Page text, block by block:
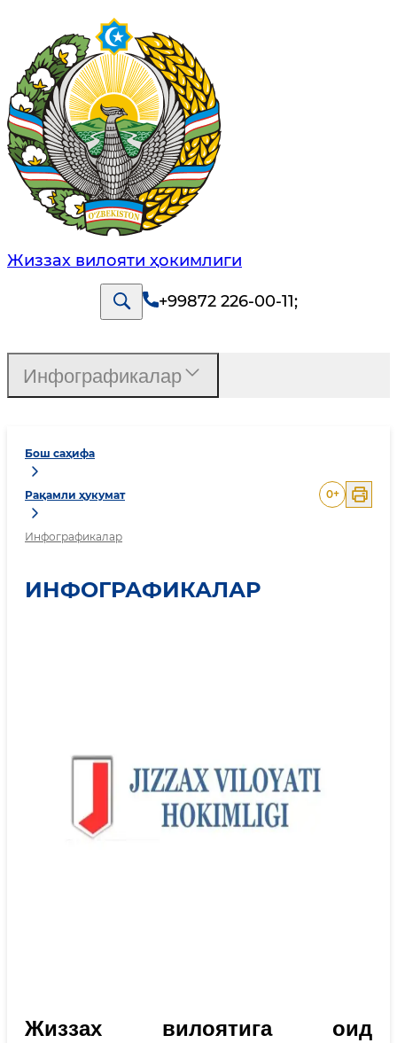
Жиззах вилояти ҳокимлиги
+99872 226-00-11;
Бош саҳифа
Рақамли ҳукумат
Инфографикалар
0+
ИНФОГРАФИКАЛАР
Жиззах вилоятига оид
Инфографикалар